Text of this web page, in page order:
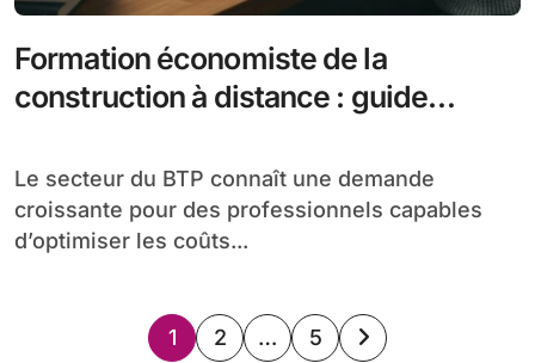
Formation économiste de la
construction à distance : guide
Le secteur du BTP connaît une demande
croissante pour des professionnels capables
d’optimiser les coûts...
Pagination
1 2 … 5